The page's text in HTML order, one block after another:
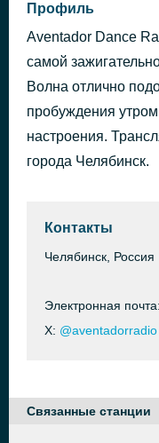
Профиль
Aventador Dance
самой
Волна отлично
пробуждения
настроения.
города Челябинск.
Контакты
Челябинск, Россия
Электронная почта:
X: @aventadorradio
Связанные станции